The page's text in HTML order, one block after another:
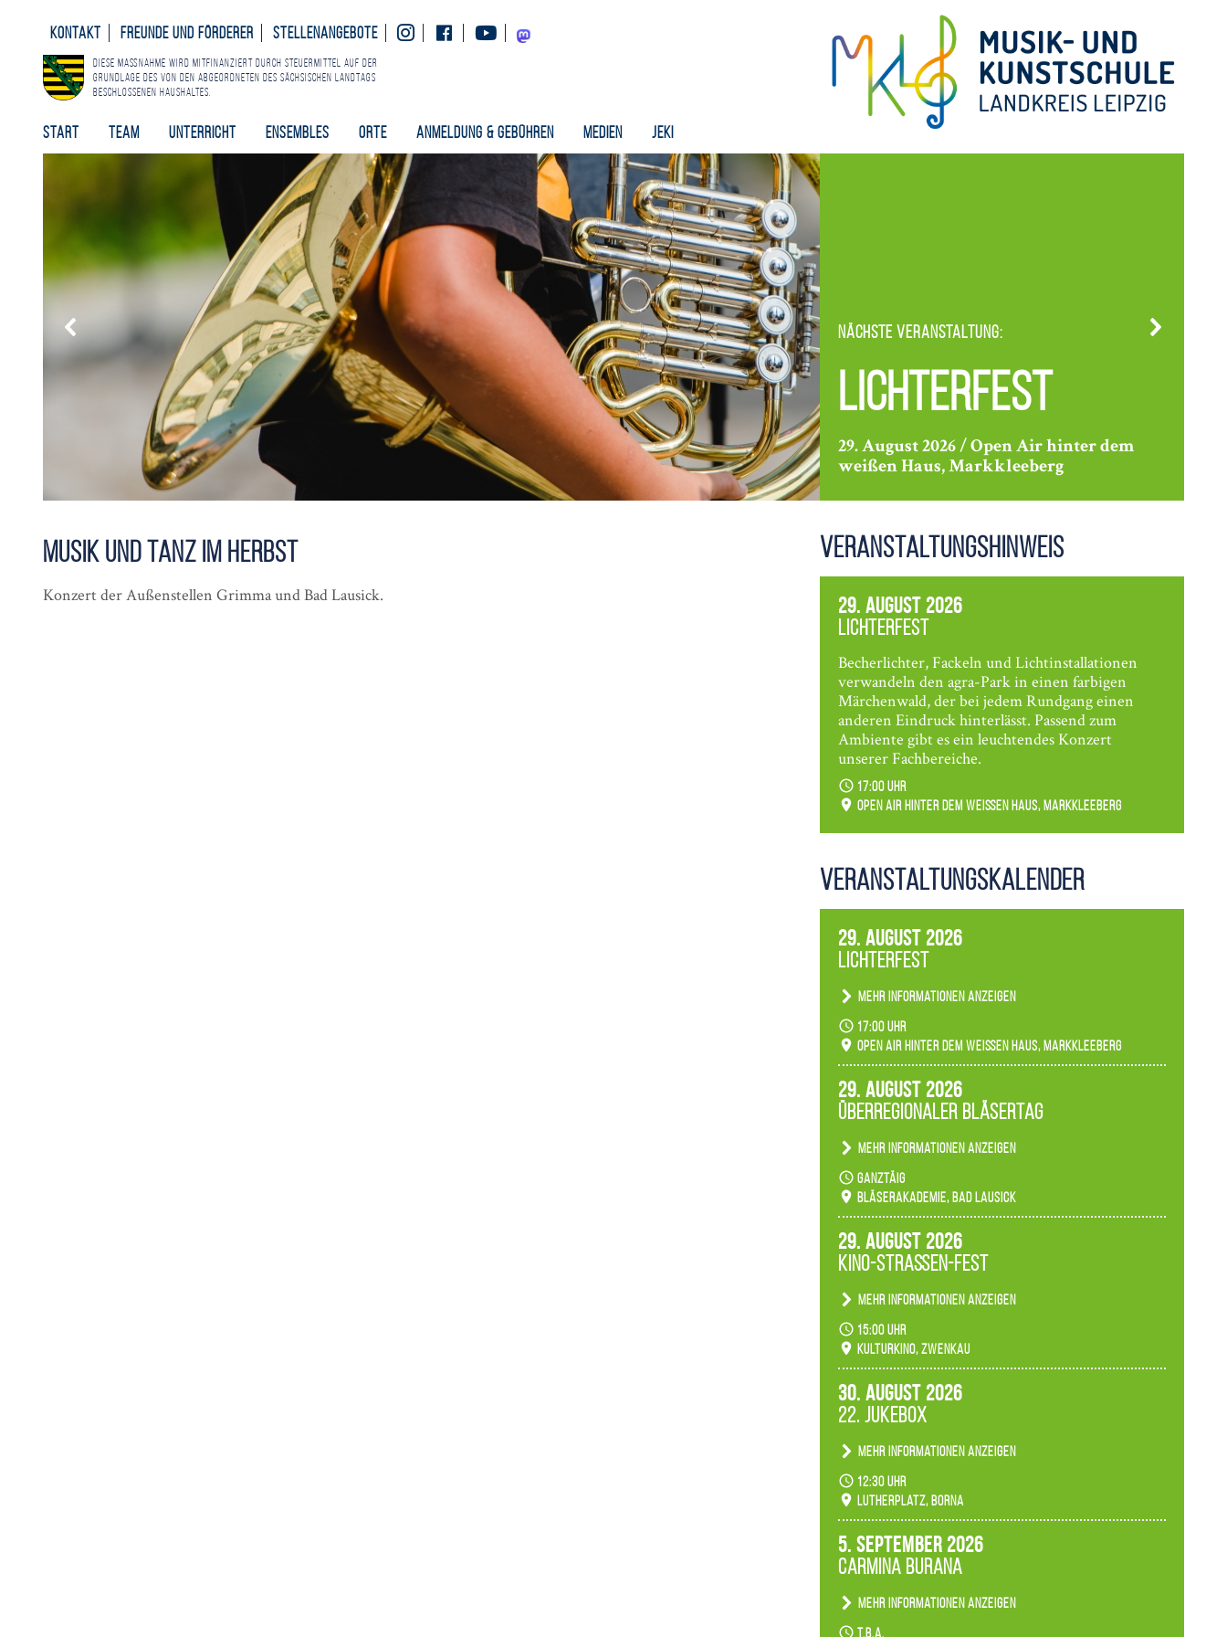
Kontakt Freunde und Förderer Stellenangebote InstagramFacebookYoutubeMastodon
Diese Maßnahme wird mitfinanziert durch Steuermittel auf der
Grundlage des von den Abgeordneten des Sächsischen Landtags
beschlossenen Haushaltes.
Start Team Unterricht Ensembles Orte Anmeldung & Gebühren Medien Jeki
Nächste Veranstaltung:
Lichterfest
29. August 2026 / Open Air hinter dem
weißen Haus, Markkleeberg
Musik und Tanz im Herbst
Konzert der Außenstellen Grimma und Bad Lausick.
Veranstaltungshinweis
29. August 2026
Lichterfest
Becherlichter, Fackeln und Lichtinstallationen
verwandeln den agra-Park in einen farbigen
Märchenwald, der bei jedem Rundgang einen
anderen Eindruck hinterlässt. Passend zum
Ambiente gibt es ein leuchtendes Konzert
unserer Fachbereiche.
17:00 Uhr
Open Air hinter dem weißen Haus, Markkleeberg
Veranstaltungs­kalender
29. August 2026
Lichterfest
Mehr Informationen anzeigen
Becherlichter, Fackeln und Lichtinstallationen
verwandeln den agra-Park in einen farbigen
Märchenwald, der bei jedem Rundgang einen
Ambiente gibt es ein leuchtendes Konzert
unserer Fachbereiche.
17:00 Uhr
Open Air hinter dem weißen Haus, Markkleeberg
29. August 2026
Überregionaler Bläsertag
Mehr Informationen anzeigen
Teilnahme der Bläserklassen.
ganztäig
Bläserakademie, Bad Lausick
29. August 2026
Kino-Straßen-Fest
Mehr Informationen anzeigen
Konzert unserer Zwenkauer Schüler und
Schülerinnen zum Fest des Kulturkinos.
15:00 Uhr
Kulturkino, Zwenkau
30. August 2026
22. Jukebox
Mehr Informationen anzeigen
Anlässlicher der 775-Jahrfeier der Stadt Borna
spielen wir noch einmal unser aktuelles
Jukeboxprogramm zum Stadtfest.
12:30 Uhr
Lutherplatz, Borna
5. September 2026
Carmina Burana
Mehr Informationen anzeigen
Tanztheater der Quertänzer Borna.
t.b.a.